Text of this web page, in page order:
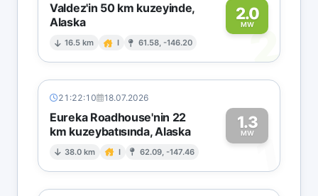
Valdez'in 50 km kuzeyinde,
Alaska
16.5 km I 61.58, -146.20
2.0
MW2
21:22:10 18.07.2026
Eureka Roadhouse'nin 22
km kuzeybatısında, Alaska
38.0 km I 62.09, -147.46
1.3
MW1